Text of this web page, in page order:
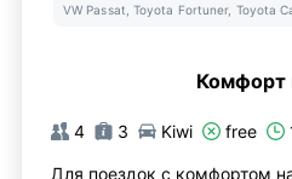
VW Passat, Toyota Fortuner, Toyota
Комфорт
4 3 Kiwi free
Для поездок с комфортом